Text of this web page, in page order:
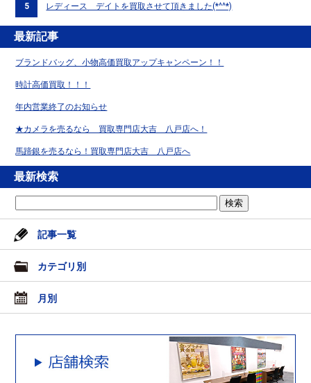
5 レディース デイトを買取させて頂きました(*^^*)
最新記事
ブランドバッグ、小物高価買取アップキャンペーン！！
時計高価買取！！！
年内営業終了のお知らせ
★カメラを売るなら 買取専門店大吉 八戸店へ！
馬蹄銀を売るなら！買取専門店大吉 八戸店へ
最新検索
記事一覧
カテゴリ別
月別